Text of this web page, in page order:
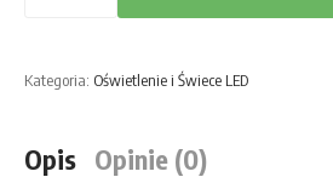
Szara
Kategoria: Oświetlenie i Świece LED
Opis Opinie (0)